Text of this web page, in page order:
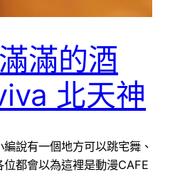
滿的酒
北天神
說有一個地方可以跳宅舞、
都會以為這裡是動漫CAFE